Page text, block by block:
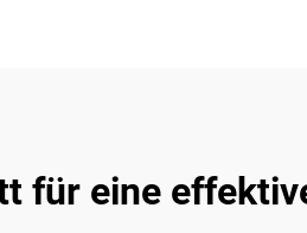
für eine